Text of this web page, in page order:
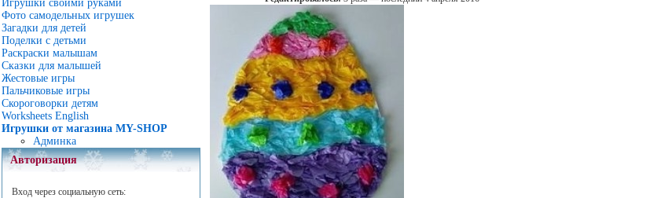
Игрушки своими руками
Фото самодельных игрушек
Загадки для детей
Поделки с детьми
Раскраски малышам
Сказки для малышей
Жестовые игры
Пальчиковые игры
Скороговорки детям
Worksheets English
Игрушки от магазина MY-SHOP
Админка
Авторизация
Вход через социальную сеть: